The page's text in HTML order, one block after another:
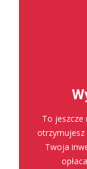
To jeszcze
otrzymujesz
Twoja